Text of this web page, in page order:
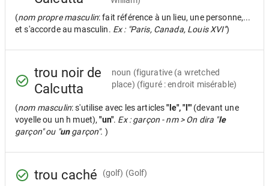
(nom propre masculin: fait référence à un lieu, une personne,...
et s'accorde au masculin. Ex : "Paris, Canada, Louis XVI")
trou noir de
Calcutta
noun (figurative (a wretched
place) (figuré : endroit misérable)
(nom masculin: s'utilise avec les articles"le", "l'" (devant une
voyelle ou un h muet),"un". Ex : garçon - nm > On dira "le
garçon" ou "ungarçon". )
trou caché (golf) (Golf)